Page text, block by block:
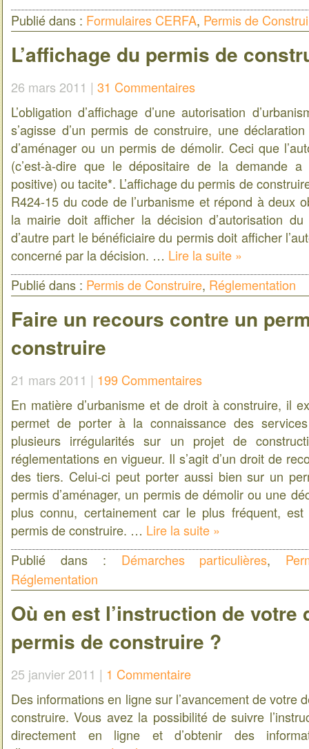
Publié dans : Formulaires CERFA, Permis de
L’affichage du permis de
26 mars 2011 | 31 Commentaires
L’obligation d’affichage d’une autorisation
s’agisse d’un permis de construire, une
d’aménager ou un permis de démolir. Ceci que
(c’est-à-dire que le dépositaire de la demande
positive) ou tacite*. L’affichage du permis de
R424-15 du code de l’urbanisme et répond à deux
la mairie doit afficher la décision d’autorisation
d’autre part le bénéficiaire du permis doit afficher
concerné par la décision. … Lire la suite »
Publié dans : Permis de Construire, Réglementation
Faire un recours contre un
construire
21 mars 2011 | 199 Commentaires
En matière d’urbanisme et de droit à construire, il
permet de porter à la connaissance des
plusieurs irrégularités sur un projet de
réglementations en vigueur. Il s’agit d’un droit de
des tiers. Celui-ci peut porter aussi bien sur un
permis d’aménager, un permis de démolir ou une
plus connu, certainement car le plus fréquent,
permis de construire. … Lire la suite »
Publié dans : Démarches particulières,
Réglementation
Où en est l’instruction de votre
permis de construire ?
25 janvier 2011 | 1 Commentaire
Des informations en ligne sur l’avancement de votre
construire. Vous avez la possibilité de suivre
directement en ligne et d’obtenir des